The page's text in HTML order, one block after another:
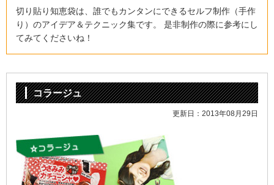
切り貼り知恵袋は、誰でもカンタンにできるセルフ制作（手作
り）のアイデア＆テクニック集です。 是非制作の際に参考にし
てみてくださいね！
コラージュ
更新日：2013年08月29日